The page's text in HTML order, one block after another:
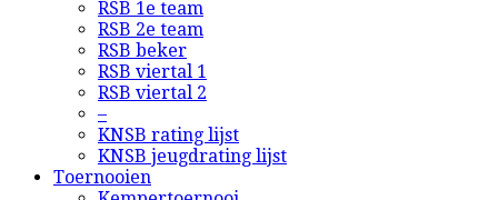
RSB 1e team
RSB 2e team
RSB beker
RSB viertal 1
RSB viertal 2
–
KNSB rating lijst
KNSB jeugdrating lijst
Toernooien